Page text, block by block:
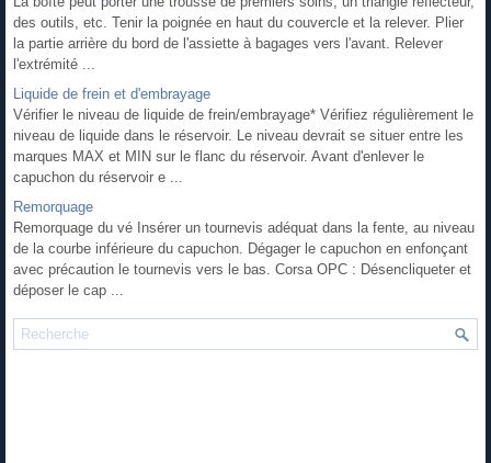
des outils, etc. Tenir la poignée en haut du couvercle et la relever. Plier
la partie arrière du bord de l'assiette à bagages vers l'avant. Relever
l'extrémité ...
Liquide de frein et d'embrayage
Vérifier le niveau de liquide de frein/embrayage* Vérifiez régulièrement le
niveau de liquide dans le réservoir. Le niveau devrait se situer entre les
marques MAX et MIN sur le flanc du réservoir. Avant d'enlever le
capuchon du réservoir e ...
Remorquage
Remorquage du vé Insérer un tournevis adéquat dans la fente, au niveau
de la courbe inférieure du capuchon. Dégager le capuchon en enfonçant
avec précaution le tournevis vers le bas. Corsa OPC : Désencliqueter et
déposer le cap ...